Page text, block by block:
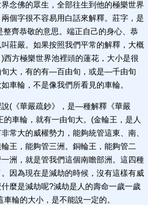
念佛的眾生，全部往生到他的極樂世界
個字很不容易用白話來解釋。莊字，是
整齊恭敬的意思。端正自己的身心、恭
莊嚴。如果按照我們平常的解釋，大概
西方極樂世界池裡頭的蓮花，大小是很
旬大，有的有—百由旬，或是—千由旬
車輪，不是像我們所看見的車輪。
說(《華嚴疏鈔》，是―種解釋《華嚴
的車輪，就有一由旬大。(金輪王，是人
常大的威權勢力，能夠統管這東、南、
王，能夠管三洲。銅輪王，能夠管二
洲，就是管我們這個南瞻部洲。這四種
因為現在是減劫的時候，沒有這樣有威
麼是減劫呢?減劫是人的壽命一歲一歲
輪的大小，是不能說一定的。